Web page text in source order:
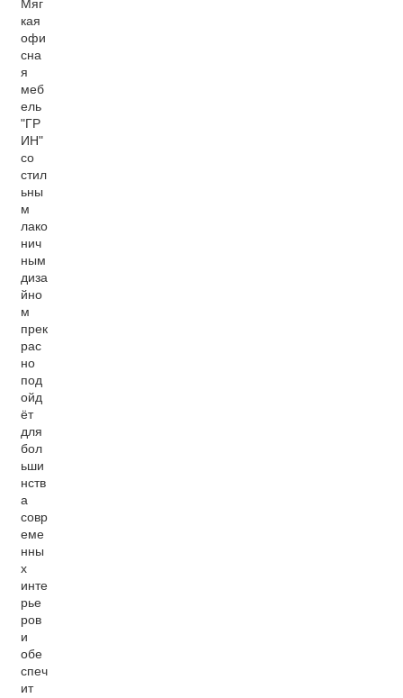
Мяг
кая
офи
сна
я
меб
ель
"ГР
ИН"
со
стил
ьны
м
лако
нич
ным
диза
йно
м
прек
рас
но
под
ойд
ёт
для
бол
ьши
нств
а
совр
еме
нны
х
инте
рье
ров
и
обе
спеч
ит